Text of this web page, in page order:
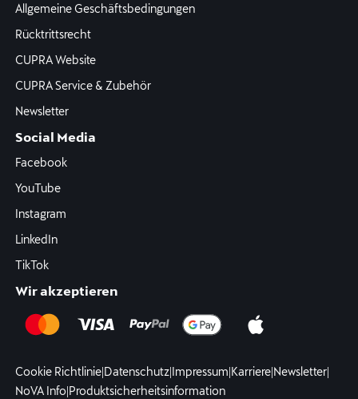
Allgemeine Geschäftsbedingungen
Rücktrittsrecht
CUPRA Website
CUPRA Service & Zubehör
Newsletter
Social Media
Facebook
YouTube
Instagram
LinkedIn
TikTok
Wir akzeptieren
Cookie Richtlinie|Datenschutz|Impressum|Karriere|Newsletter|
NoVA Info|Produktsicherheitsinformation